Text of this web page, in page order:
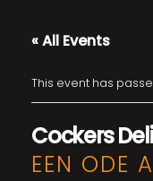
« All Events
This event has
Cockers
EEN ODE